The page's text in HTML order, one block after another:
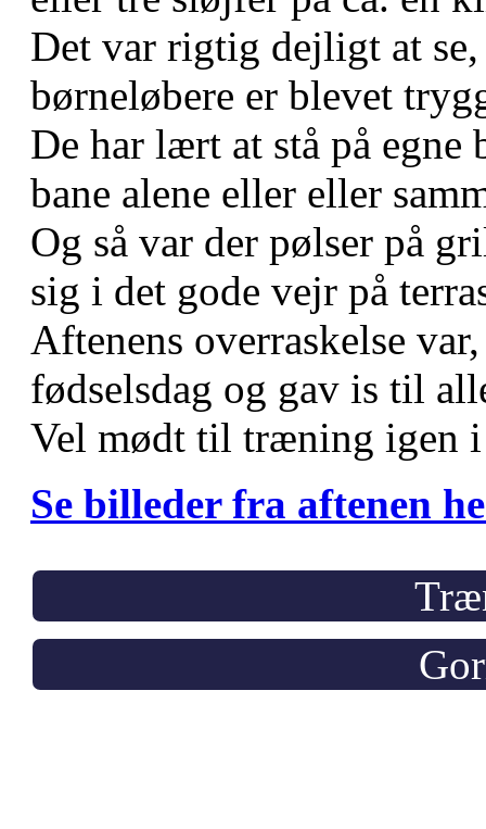
Det var rigtig dejligt at
børneløbere er blevet
De har lært at stå på egne
bane alene eller eller
Og så var der pølser på
sig i det gode vejr på
Aftenens overraskelse
fødselsdag og gav is til
Vel mødt til træning igen i
Se billeder fra aftenen